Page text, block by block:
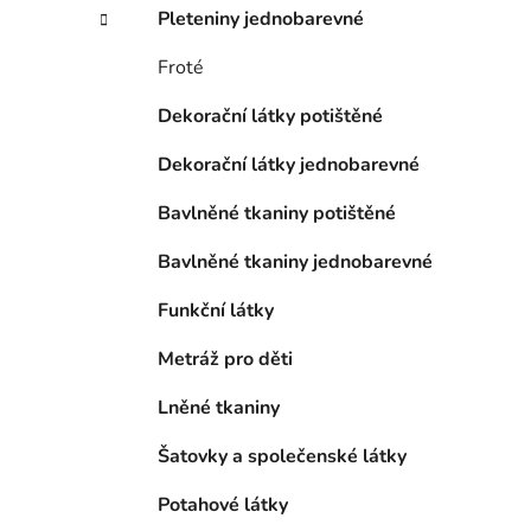
p
Pleteniny jednobarevné
Froté
Dekorační látky potištěné
Dekorační látky jednobarevné
Bavlněné tkaniny potištěné
Bavlněné tkaniny jednobarevné
Funkční látky
Metráž pro děti
Lněné tkaniny
Šatovky a společenské látky
Potahové látky